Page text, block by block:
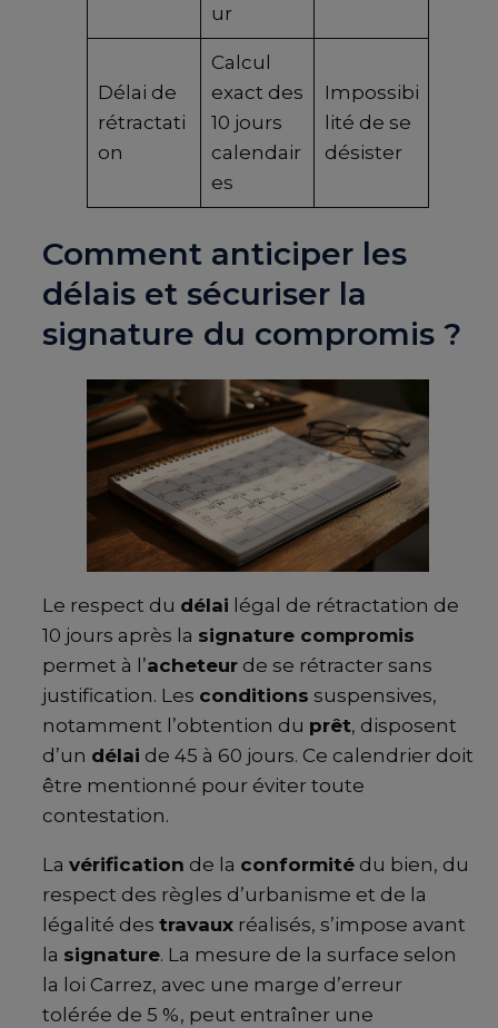
ur
Délai de
rétractati
on
Calcul
exact des
10 jours
calendair
es
Impossibi
lité de se
désister
Comment anticiper les
délais et sécuriser la
signature du compromis ?
Le respect du délai légal de rétractation de
10 jours après la signature compromis
permet à l’acheteur de se rétracter sans
justification. Les conditions suspensives,
notamment l’obtention du prêt, disposent
d’un délai de 45 à 60 jours. Ce calendrier doit
être mentionné pour éviter toute
contestation.
La vérification de la conformité du bien, du
respect des règles d’urbanisme et de la
légalité des travaux réalisés, s’impose avant
la signature. La mesure de la surface selon
la loi Carrez, avec une marge d’erreur
tolérée de 5 %, peut entraîner une